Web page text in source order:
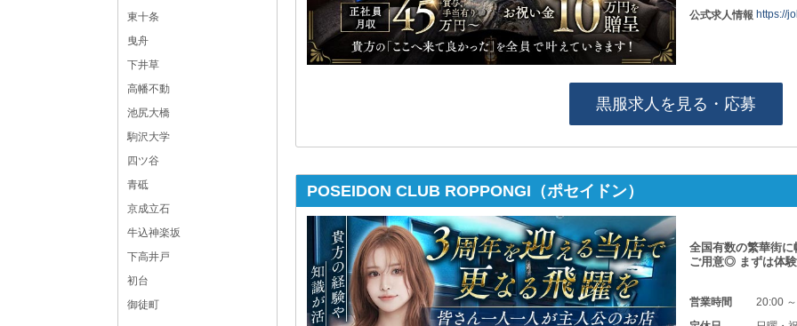
東十条
曳舟
下井草
高幡不動
池尻大橋
駒沢大学
四ツ谷
青砥
京成立石
牛込神楽坂
下高井戸
初台
御徒町
公式求人情報 https://
黒服求人を見る・応募
POSEIDON CLUB ROPPONGI（ポセイドン）
全国有数の繁華街
ご用意◎ まずは体験
営業時間
20:00